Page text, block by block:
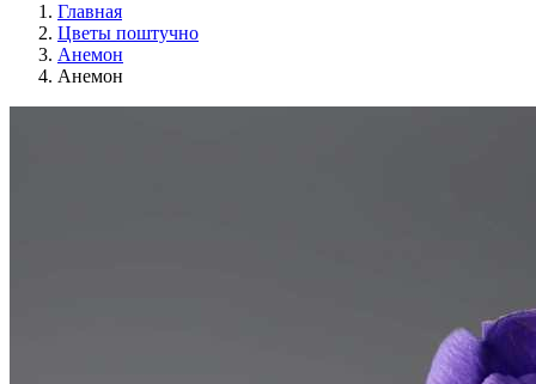
Главная
Цветы поштучно
Анемон
Анемон